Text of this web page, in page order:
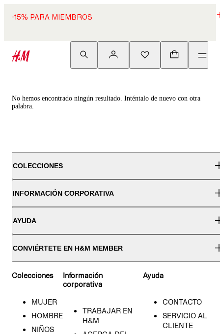
-15% PARA MIEMBROS
No hemos encontrado ningún resultado. Inténtalo de nuevo con otra
palabra.
COLECCIONES
INFORMACIÓN CORPORATIVA
AYUDA
CONVIÉRTETE EN H&M MEMBER
Colecciones
MUJER
HOMBRE
NIÑOS
Información
corporativa
TRABAJAR EN
H&M
Ayuda
CONTACTO
SERVICIO AL
CLIENTE